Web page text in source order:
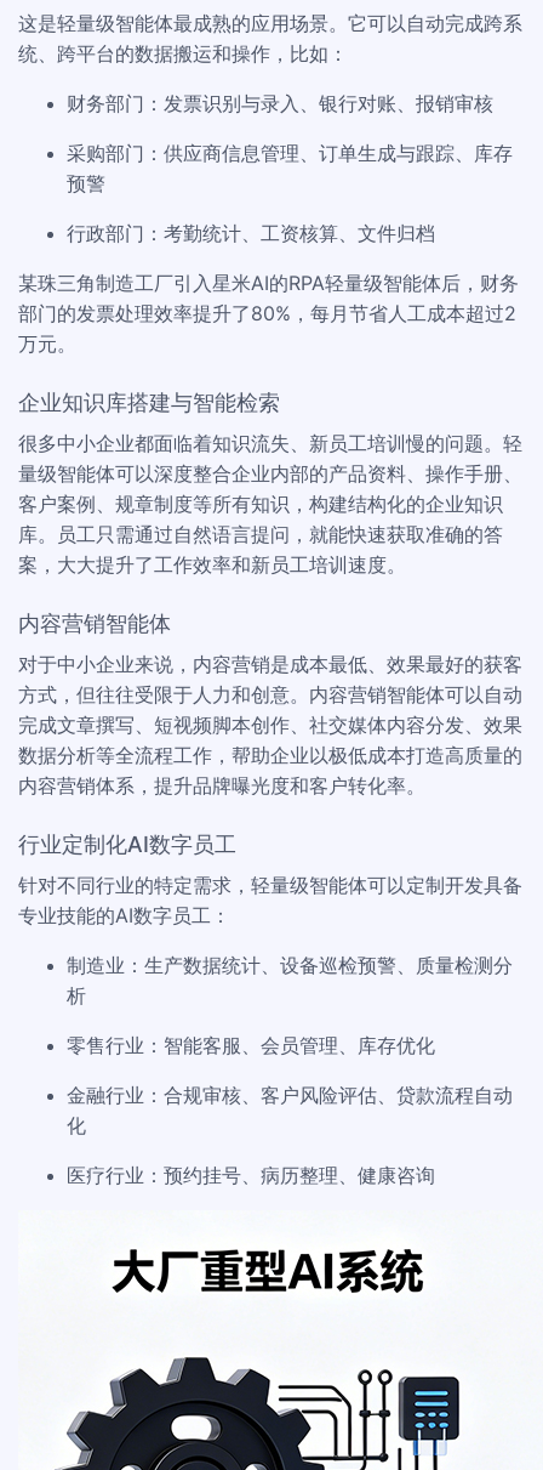
这是轻量级智能体最成熟的应用场景。它可以自动完成跨系
统、跨平台的数据搬运和操作，比如：
财务部门：发票识别与录入、银行对账、报销审核
采购部门：供应商信息管理、订单生成与跟踪、库存
预警
行政部门：考勤统计、工资核算、文件归档
某珠三角制造工厂引入星米AI的RPA轻量级智能体后，财务
部门的发票处理效率提升了80%，每月节省人工成本超过2
万元。
企业知识库搭建与智能检索
很多中小企业都面临着知识流失、新员工培训慢的问题。轻
量级智能体可以深度整合企业内部的产品资料、操作手册、
客户案例、规章制度等所有知识，构建结构化的企业知识
库。员工只需通过自然语言提问，就能快速获取准确的答
案，大大提升了工作效率和新员工培训速度。
内容营销智能体
对于中小企业来说，内容营销是成本最低、效果最好的获客
方式，但往往受限于人力和创意。内容营销智能体可以自动
完成文章撰写、短视频脚本创作、社交媒体内容分发、效果
数据分析等全流程工作，帮助企业以极低成本打造高质量的
内容营销体系，提升品牌曝光度和客户转化率。
行业定制化AI数字员工
针对不同行业的特定需求，轻量级智能体可以定制开发具备
专业技能的AI数字员工：
制造业：生产数据统计、设备巡检预警、质量检测分
析
零售行业：智能客服、会员管理、库存优化
金融行业：合规审核、客户风险评估、贷款流程自动
化
医疗行业：预约挂号、病历整理、健康咨询